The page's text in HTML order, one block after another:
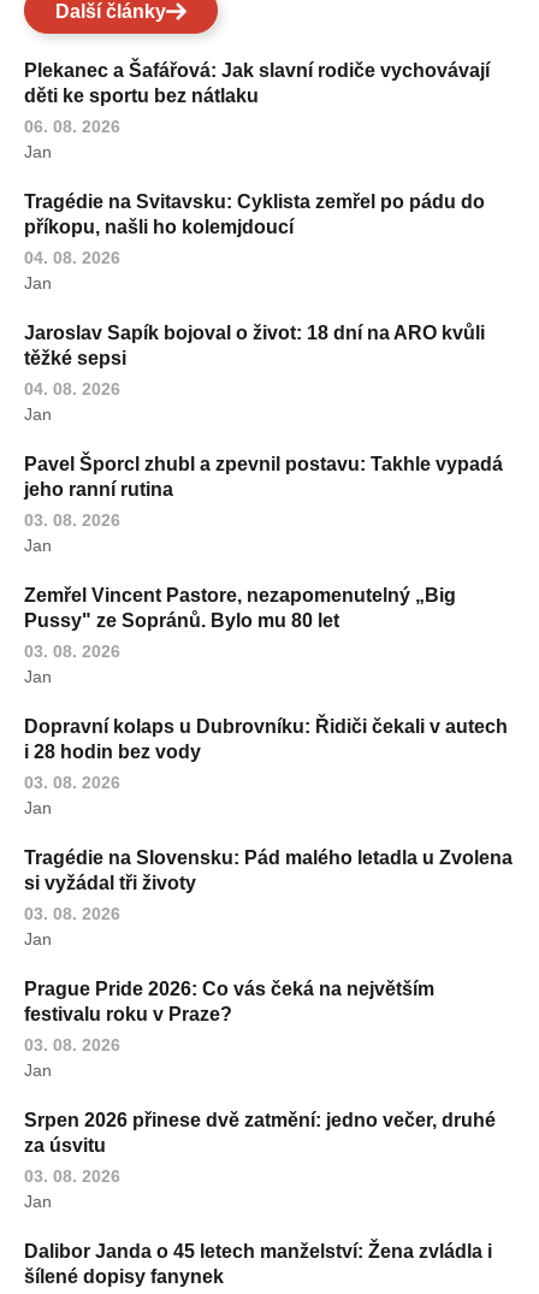
Další články
Plekanec a Šafářová: Jak slavní rodiče vychovávají
děti ke sportu bez nátlaku
06. 08. 2026
Jan
Tragédie na Svitavsku: Cyklista zemřel po pádu do
příkopu, našli ho kolemjdoucí
04. 08. 2026
Jan
Jaroslav Sapík bojoval o život: 18 dní na ARO kvůli
těžké sepsi
04. 08. 2026
Jan
Pavel Šporcl zhubl a zpevnil postavu: Takhle vypadá
jeho ranní rutina
03. 08. 2026
Jan
Zemřel Vincent Pastore, nezapomenutelný „Big
Pussy" ze Sopránů. Bylo mu 80 let
03. 08. 2026
Jan
Dopravní kolaps u Dubrovníku: Řidiči čekali v autech
i 28 hodin bez vody
03. 08. 2026
Jan
Tragédie na Slovensku: Pád malého letadla u Zvolena
si vyžádal tři životy
03. 08. 2026
Jan
Prague Pride 2026: Co vás čeká na největším
festivalu roku v Praze?
03. 08. 2026
Jan
Srpen 2026 přinese dvě zatmění: jedno večer, druhé
za úsvitu
03. 08. 2026
Jan
Dalibor Janda o 45 letech manželství: Žena zvládla i
šílené dopisy fanynek